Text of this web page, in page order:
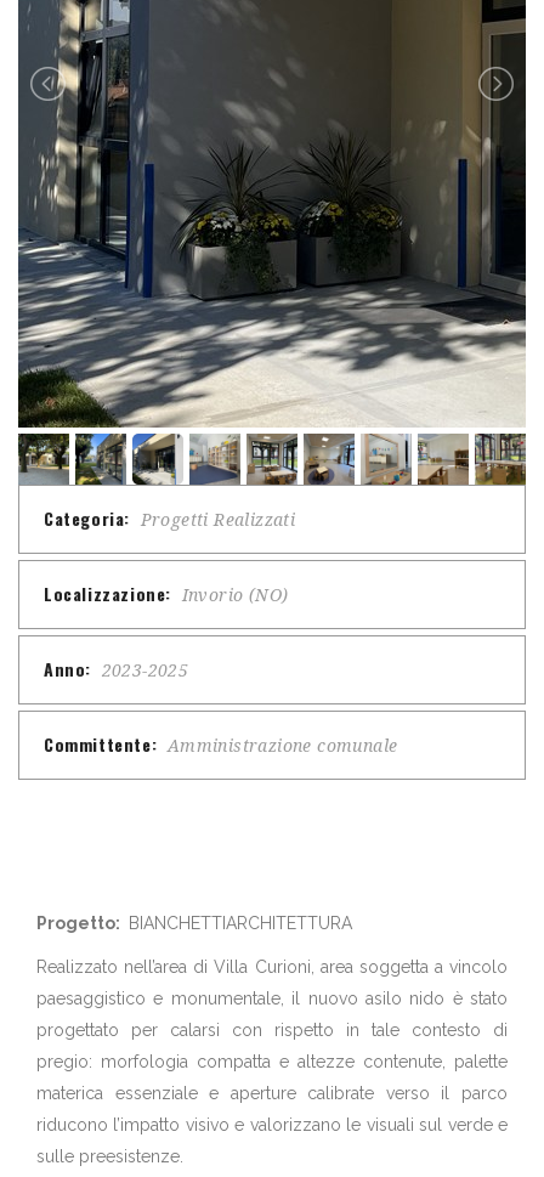
Categoria: Progetti Realizzati
Localizzazione: Invorio (NO)
Anno: 2023-2025
Committente: Amministrazione comunale
Progetto: BIANCHETTIARCHITETTURA
Realizzato nell’area di Villa Curioni, area soggetta a vincolo
paesaggistico e monumentale, il nuovo asilo nido è stato
progettato per calarsi con rispetto in tale contesto di
pregio: morfologia compatta e altezze contenute, palette
materica essenziale e aperture calibrate verso il parco
riducono l’impatto visivo e valorizzano le visuali sul verde e
sulle preesistenze.